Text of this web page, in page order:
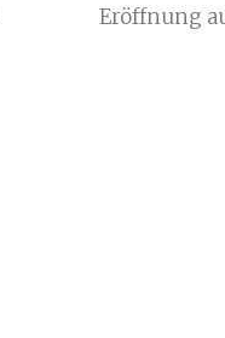
Eröffnung